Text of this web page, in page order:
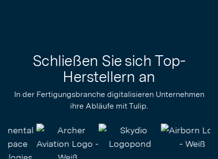
Schließen Sie sich Top-
Herstellern an
In der Fertigungsbranche digitalisieren Unternehmen
ihre Abläufe mit Tulip.